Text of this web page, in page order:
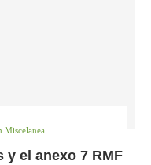
Miscelanea
el anexo 7 RMF